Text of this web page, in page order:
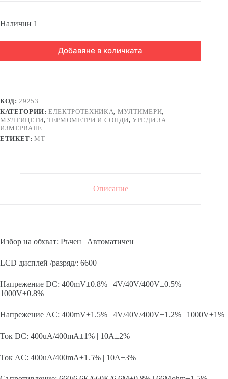
Налични 1
Добавяне в количката
КОД: 29253
КАТЕГОРИИ:ЕЛЕКТРОТЕХНИКА, МУЛТИМЕРИ,
МУЛТИЦЕТИ,ТЕРМОМЕТРИ И СОНДИ,УРЕДИ ЗА
ИЗМЕРВАНЕ
ЕТИКЕТ:MT
Описание
Избор на обхват: Ръчен | Автоматичен
LCD дисплей /разряд/: 6600
Напрежение DC: 400mV±0.8% | 4V/40V/400V±0.5% |
1000V±0.8%
Напрежение AC: 400mV±1.5% | 4V/40V/400V±1.2% | 1000V±1%
Ток DC: 400uA/400mA±1% | 10A±2%
Ток AC: 400uA/400mA±1.5% | 10A±3%